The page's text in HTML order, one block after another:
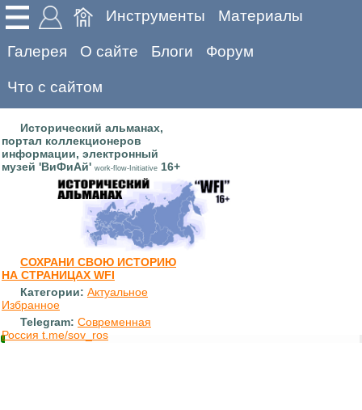
Инструменты Материалы
Галерея О сайте Блоги Форум
Что с сайтом
Исторический альманах,
портал коллекционеров
информации, электронный
музей 'ВиФиАй' work-flow-Initiative 16+
СОХРАНИ СВОЮ ИСТОРИЮ
НА СТРАНИЦАХ WFI
Категории: Актуальное
Избранное
Telegram: Современная
Россия t.me/sov_ros